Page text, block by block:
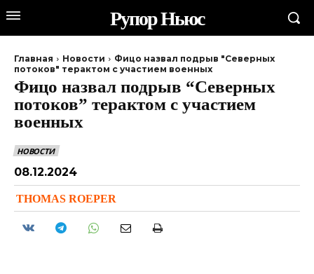
Рупор Ньюс
Главная Новости
Фицо назвал подрыв "Северных
потоков" терактом с участием военных
Фицо назвал подрыв “Северных
потоков” терактом с участием
военных
НОВОСТИ
08.12.2024
THOMAS ROEPER